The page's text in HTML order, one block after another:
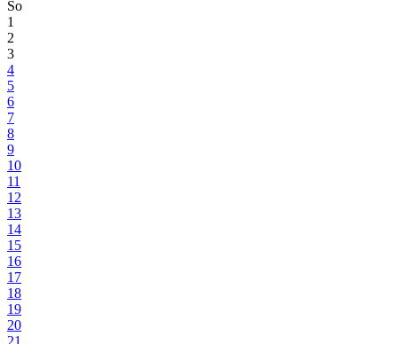
So
1
2
3
4
5
6
7
8
9
10
11
12
13
14
15
16
17
18
19
20
21